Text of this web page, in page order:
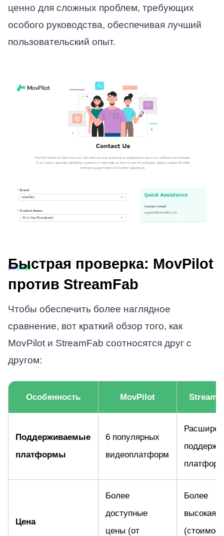
ценно для сложных проблем, требующих
особого руководства, обеспечивая лучший
пользовательский опыт.
Быстрая проверка: MovPilot
против StreamFab
Чтобы обеспечить более наглядное
сравнение, вот краткий обзор того, как
MovPilot и StreamFab соотносятся друг с
другом:
Особенность MovPilot
Поддерживаемые
платформы
6 популярных
видеоплатформ
Цена
Более
доступные
цены (от
Более
высокая